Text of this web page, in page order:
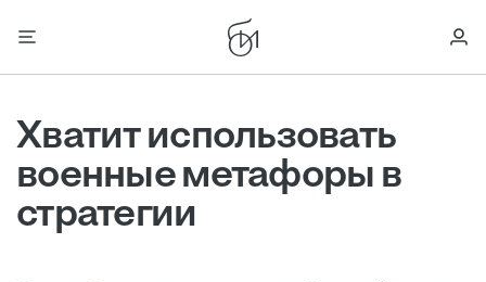
Хватит использовать
военные метафоры в
стратегии